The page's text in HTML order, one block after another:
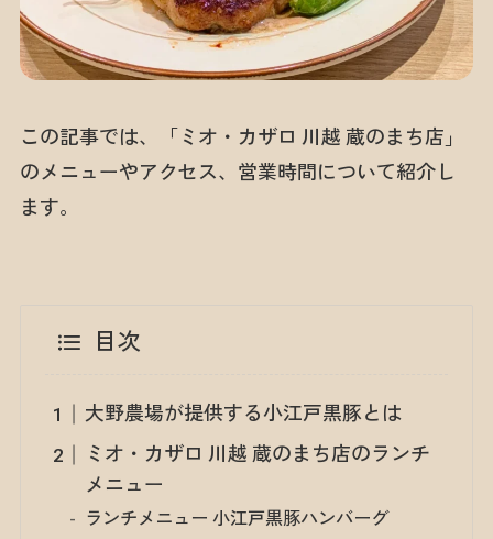
この記事では、「ミオ・カザロ 川越 蔵のまち店」
のメニューやアクセス、営業時間について紹介し
ます。
目次
大野農場が提供する小江戸黒豚とは
ミオ・カザロ 川越 蔵のまち店のランチ
メニュー
ランチメニュー 小江戸黒豚ハンバーグ